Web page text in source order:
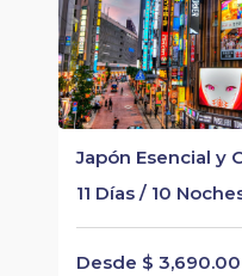
Japón Esencial y
11 Días / 10
Desde $